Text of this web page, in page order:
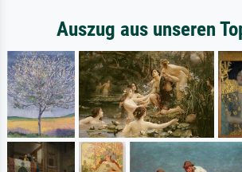
Auszug aus unseren